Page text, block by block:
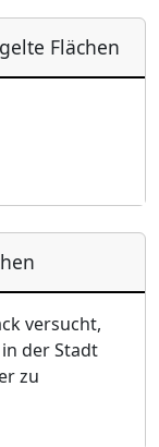
Flächen
versucht,
der Stadt
zu